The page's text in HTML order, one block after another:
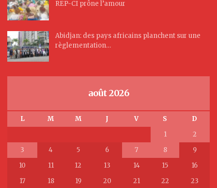
REP-CI prône l’amour
Abidjan: des pays africains planchent sur une
règlementation…
août 2026
L M M J V S
D
1
2
3
4 5 6 7 8
9
10
11 12 13 14 15
16
17
18 19 20 21 22 23